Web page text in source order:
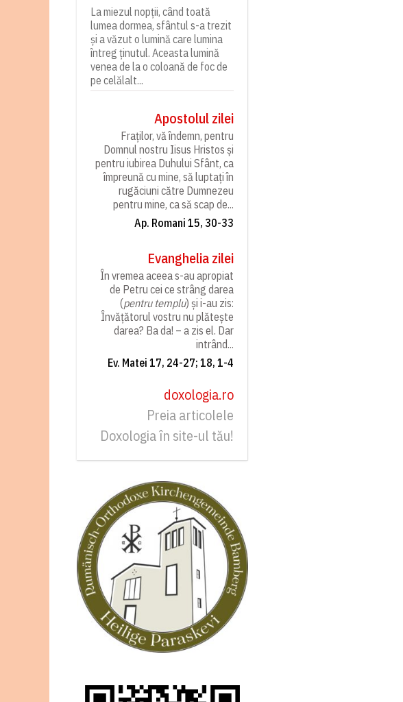
La miezul nopții, când toată
lumea dormea, sfântul s-a trezit
și a văzut o lumină care lumina
întreg ținutul. Aceasta lumină
venea de la o coloană de foc de
pe celălalt...
Apostolul zilei
Fraților, vă îndemn, pentru
Domnul nostru Iisus Hristos și
pentru iubirea Duhului Sfânt, ca
împreună cu mine, să luptați în
rugăciuni către Dumnezeu
pentru mine, ca să scap de...
Ap. Romani 15, 30-33
Evanghelia zilei
În vremea aceea s-au apropiat
de Petru cei ce strâng darea
(pentru templu) și i-au zis:
Învățătorul vostru nu plătește
darea? Ba da! – a zis el. Dar
intrând...
Ev. Matei 17, 24-27; 18, 1-4
doxologia.ro
Preia articolele
Doxologia în site-ul tău!